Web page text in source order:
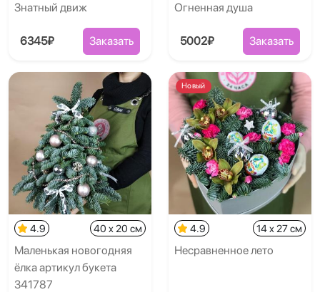
Знатный движ
6345₽ Заказать
Огненная душа
5002₽ Заказать
4.9 40 x 20 см
Маленькая новогодняя
ёлка артикул букета
341787
Новый
4.9 14 x 27 см
Несравненное лето